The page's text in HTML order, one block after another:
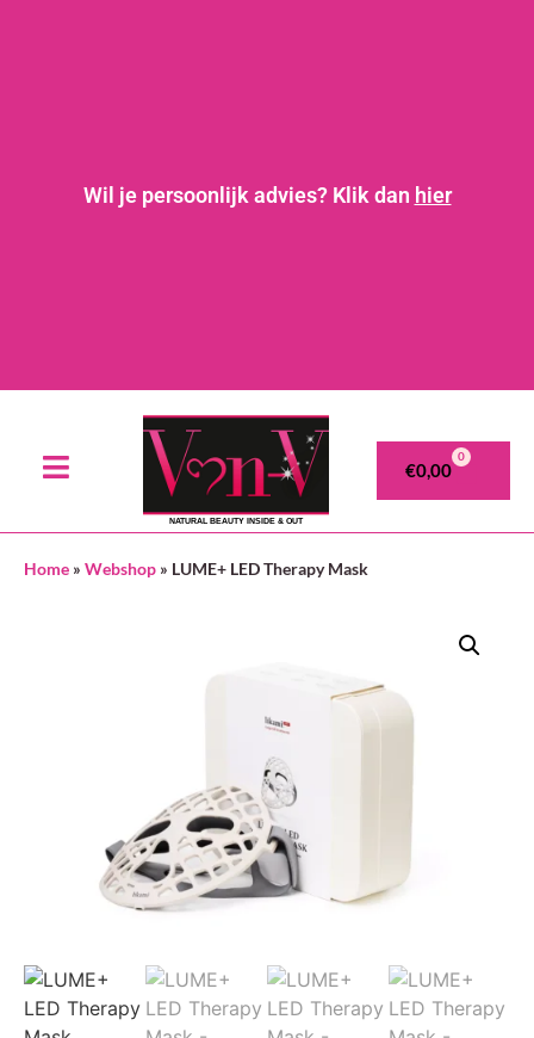
Wil je persoonlijk advies? Klik dan hier
NATURAL BEAUTY INSIDE & OUT
€0,00
0
Home » Webshop » LUME+ LED Therapy Mask